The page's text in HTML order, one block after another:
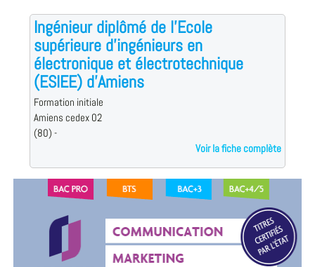
Ingénieur diplômé de l'Ecole
supérieure d'ingénieurs en
électronique et électrotechnique
(ESIEE) d'Amiens
Formation initiale
Amiens cedex 02
(80) -
Voir la fiche complète